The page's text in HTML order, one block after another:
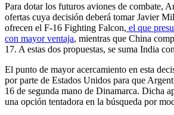
Para dotar los futuros aviones de combate,
ofertas cuya decisión deberá tomar Javier
ofrecen el F-16 Fighting Falcon, el que
con mayor ventaja, mientras que China
17. A estas dos propuestas, se suma India
El punto de mayor acercamiento en esta
por parte de Estados Unidos para que
16 de segunda mano de Dinamarca. Dicha
una opción tentadora en la búsqueda por